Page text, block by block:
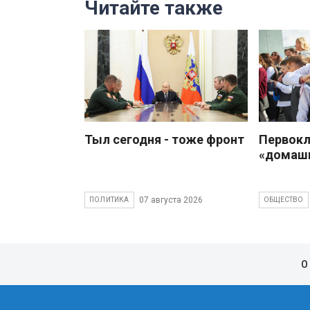
Читайте также
Тыл сегодня - тоже фронт
ПОЛИТИКА 07 августа 2026 ОБЩЕСТВО
О